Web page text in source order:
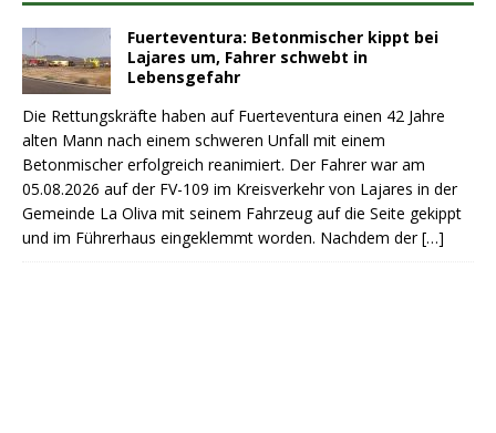
Fuerteventura: Betonmischer kippt bei
Lajares um, Fahrer schwebt in
Lebensgefahr
Die Rettungskräfte haben auf Fuerteventura einen 42 Jahre
alten Mann nach einem schweren Unfall mit einem
Betonmischer erfolgreich reanimiert. Der Fahrer war am
05.08.2026 auf der FV-109 im Kreisverkehr von Lajares in der
Gemeinde La Oliva mit seinem Fahrzeug auf die Seite gekippt
und im Führerhaus eingeklemmt worden. Nachdem der[…]